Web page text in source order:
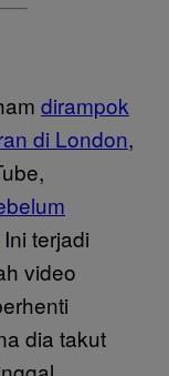
dirampok
di London,
Ini terjadi
video
dia takut